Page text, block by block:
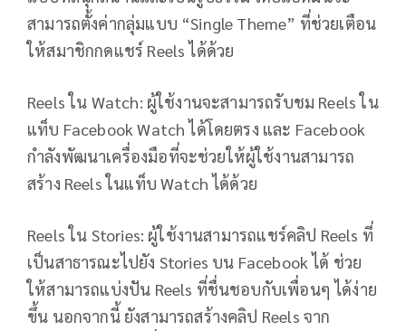
สามารถตั้งค่ากลุ่มแบบ “Single Theme” ที่ช่วยเตือน
ให้สมาชิกกดแชร์ Reels ได้ด้วย
Reels ใน Watch: ผู้ใช้งานจะสามารถรับชม Reels ใน
แท็บ Facebook Watch ได้โดยตรง และ Facebook
กำลังพัฒนาเครื่องมือที่จะช่วยให้ผู้ใช้งานสามารถ
สร้าง Reels ในแท็บ Watch ได้ด้วย
Reels ใน Stories: ผู้ใช้งานสามารถแชร์คลิป Reels ที่
เป็นสาธารณะไปยัง Stories บน Facebook ได้ ช่วย
ให้สามารถแบ่งปัน Reels ที่ชื่นชอบกับเพื่อนๆ ได้ง่าย
ขึ้น นอกจากนี้ ยังสามารถสร้างคลิป Reels จาก